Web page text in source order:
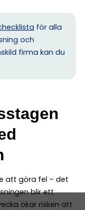
för alla
och
firma kan du
att göra fel – det
blir ett
ökar risken att